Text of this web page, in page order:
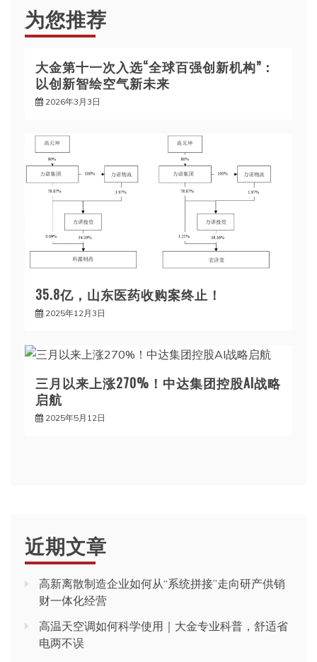
为您推荐
大金第十一次入选“全球百强创新机构”：
以创新智绘空气新未来
2026年3月3日
35.8亿，山东医药收购案终止！
2025年12月3日
三月以来上涨270%！中达集团控股AI战略
启航
2025年5月12日
近期文章
高新离散制造企业如何从“系统拼接”走向研产供销
财一体化经营
高温天空调如何科学使用｜大金专业科普，舒适省
电两不误